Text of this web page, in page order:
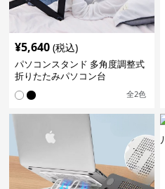
¥5,640 (税込)
パソコンスタンド 多角度調整式
折りたたみパソコン台
全2色